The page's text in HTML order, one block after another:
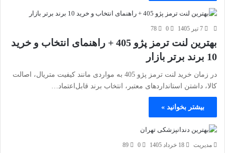
7 تیر 1405 0
78
بهترین لنت ترمز پژو 405 + راهنمای انتخاب و خرید
10 برند برتر بازار
در زمان خرید لنت ترمز پژو 405 به مواردی مانند کیفیت متریال، اصالت
کالا، داشتن استانداردهای معتبر، انتخاب برند قابل‌اعتماد…
بیشتر بخوانید »
مدیریت 18 خرداد 1405 0
89